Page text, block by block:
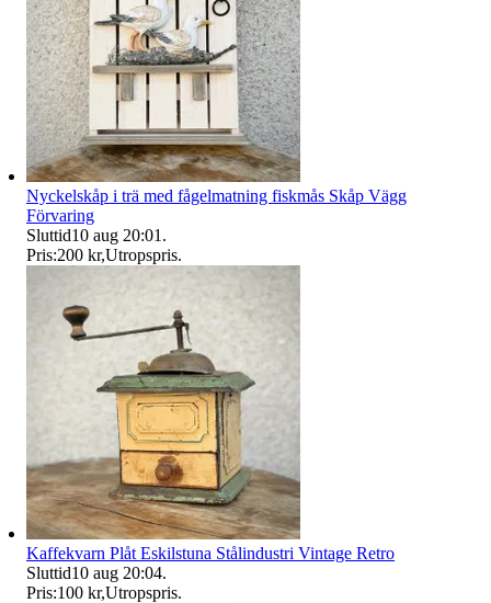
Nyckelskåp i trä med fågelmatning fiskmås Skåp Vägg
Förvaring
Sluttid10 aug 20:01 .
Pris:200 kr,Utropspris.
Kaffekvarn Plåt Eskilstuna Stålindustri Vintage Retro
Sluttid10 aug 20:04.
Pris:100 kr,Utropspris.